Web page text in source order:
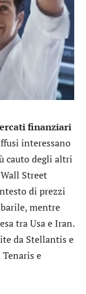
finanziari
interessano
cauto degli altri
Street
di prezzi
mentre
tra Usa e Iran.
da Stellantis e
Tenaris e